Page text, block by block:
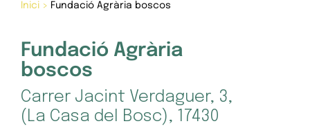
Inici> Fundació Agrària boscos
Fundació Agrària
boscos
Carrer Jacint Verdaguer, 3,
(La Casa del Bosc), 17430